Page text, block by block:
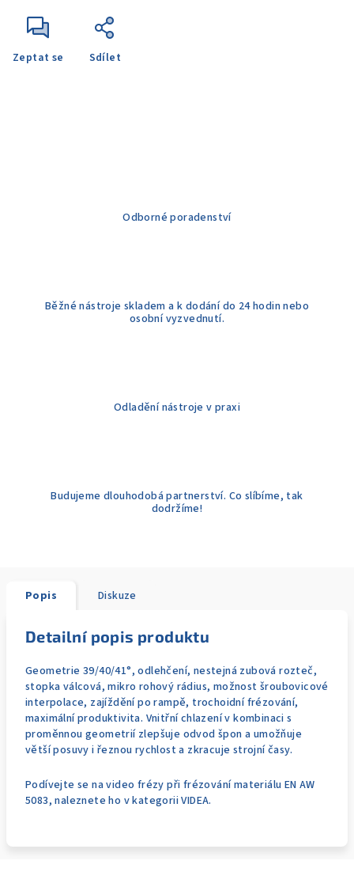
Zeptat se Sdílet
Odborné poradenství
Běžné nástroje skladem a k dodání do 24 hodin nebo
osobní vyzvednutí.
Odladění nástroje v praxi
Budujeme dlouhodobá partnerství. Co slíbíme, tak
dodržíme!
Popis Diskuze
Detailní popis produktu
Geometrie 39/40/41°, odlehčení, nestejná zubová rozteč,
stopka válcová, mikro rohový rádius, možnost šroubovicové
interpolace, zajíždění po rampě, trochoidní frézování,
maximální produktivita. Vnitřní chlazení v kombinaci s
proměnnou geometrií zlepšuje odvod špon a umožňuje
větší posuvy i řeznou rychlost a zkracuje strojní časy.
Podívejte se na video frézy při frézování materiálu EN AW
5083, naleznete ho v kategorii VIDEA.